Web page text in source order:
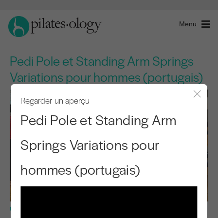
Menu
Pedi Pole et Standing Arm Springs
Variations pour hommes (portugais)
Regarder un aperçu
Pedi Pole et Standing Arm
Springs Variations pour
hommes (portugais)